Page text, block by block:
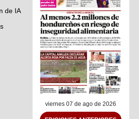
de IA
viernes 07 de ago de 2026